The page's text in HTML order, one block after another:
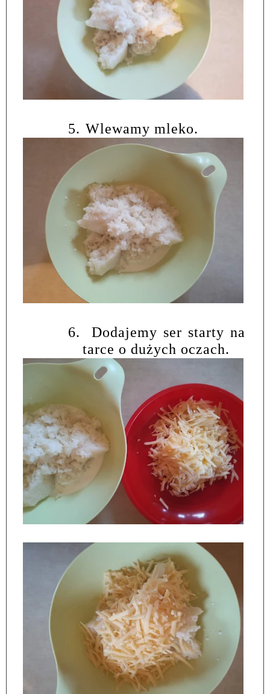
5. Wlewamy mleko.
6.
Dodajemy ser starty na
tarce o dużych oczach.